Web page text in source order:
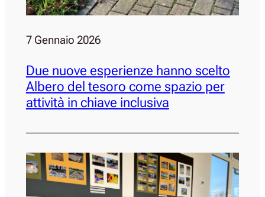
7 Gennaio 2026
Due nuove esperienze hanno scelto
Albero del tesoro come spazio per
attività in chiave inclusiva